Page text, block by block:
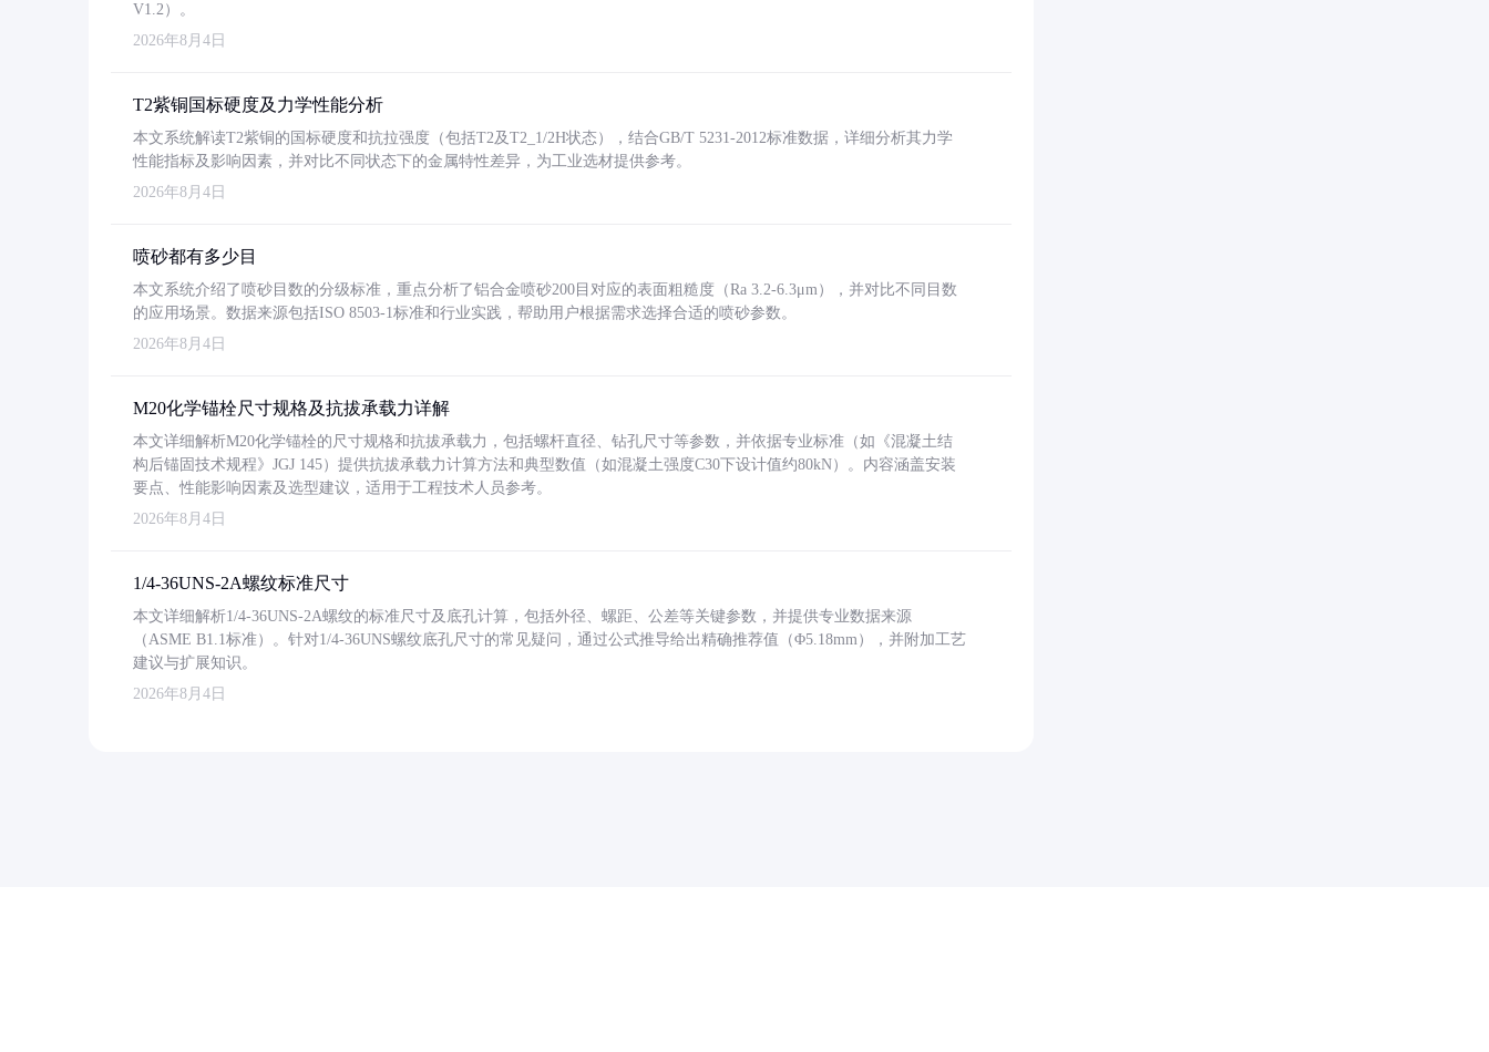
V1.2）。
2026年8月4日
T2紫铜国标硬度及力学性能分析
本文系统解读T2紫铜的国标硬度和抗拉强度（包括T2及T2_1/2H状态），结合GB/T 5231-2012标准数据，详细分析其力学
性能指标及影响因素，并对比不同状态下的金属特性差异，为工业选材提供参考。
2026年8月4日
喷砂都有多少目
本文系统介绍了喷砂目数的分级标准，重点分析了铝合金喷砂200目对应的表面粗糙度（Ra 3.2-6.3μm），并对比不同目数
的应用场景。数据来源包括ISO 8503-1标准和行业实践，帮助用户根据需求选择合适的喷砂参数。
2026年8月4日
M20化学锚栓尺寸规格及抗拔承载力详解
本文详细解析M20化学锚栓的尺寸规格和抗拔承载力，包括螺杆直径、钻孔尺寸等参数，并依据专业标准（如《混凝土结
构后锚固技术规程》JGJ 145）提供抗拔承载力计算方法和典型数值（如混凝土强度C30下设计值约80kN）。内容涵盖安装
要点、性能影响因素及选型建议，适用于工程技术人员参考。
2026年8月4日
1/4-36UNS-2A螺纹标准尺寸
本文详细解析1/4-36UNS-2A螺纹的标准尺寸及底孔计算，包括外径、螺距、公差等关键参数，并提供专业数据来源
（ASME B1.1标准）。针对1/4-36UNS螺纹底孔尺寸的常见疑问，通过公式推导给出精确推荐值（Φ5.18mm），并附加工艺
建议与扩展知识。
2026年8月4日